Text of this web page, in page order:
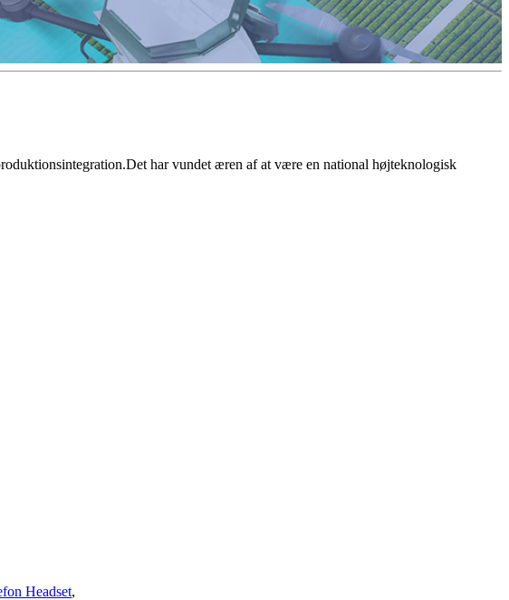
har vundet æren af ​​at være en national højteknologisk
Headset,